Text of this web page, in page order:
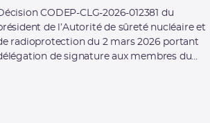
CODEP-CLG-2026-012381 du
de l’Autorité de sûreté nucléaire et
radioprotection du 2 mars 2026 portant
de signature aux membres du